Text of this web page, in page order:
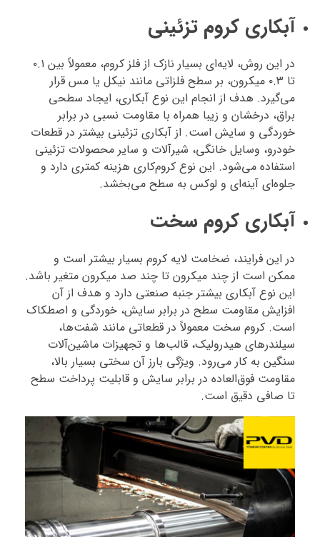
آبکاری کروم تزئینی
در این روش، لایه‌ای بسیار نازک از فلز کروم، معمولاً بین ۰.۱
تا ۰.۳ میکرون، بر سطح فلزاتی مانند نیکل یا مس قرار
می‌گیرد. هدف از انجام این نوع آبکاری، ایجاد سطحی
براق، درخشان و زیبا همراه با مقاومت نسبی در برابر
خوردگی و سایش است. از آبکاری تزئینی بیشتر در قطعات
خودرو، وسایل خانگی، شیرآلات و سایر محصولات تزئینی
استفاده می‌شود. این نوع کروم‌کاری هزینه کمتری دارد و
جلوه‌ای آینه‌ای و لوکس به سطح می‌بخشد.
آبکاری کروم سخت
در این فرایند، ضخامت لایه کروم بسیار بیشتر است و
ممکن است از چند میکرون تا چند صد میکرون متغیر باشد.
این نوع آبکاری بیشتر جنبه صنعتی دارد و هدف از آن
افزایش مقاومت سطح در برابر سایش، خوردگی و اصطکاک
است. کروم سخت معمولاً در قطعاتی مانند شفت‌ها،
سیلندرهای هیدرولیک، قالب‌ها و تجهیزات ماشین‌آلات
سنگین به کار می‌رود. ویژگی بارز آن سختی بسیار بالا،
مقاومت فوق‌العاده در برابر سایش و قابلیت پرداخت سطح
تا صافی دقیق است.